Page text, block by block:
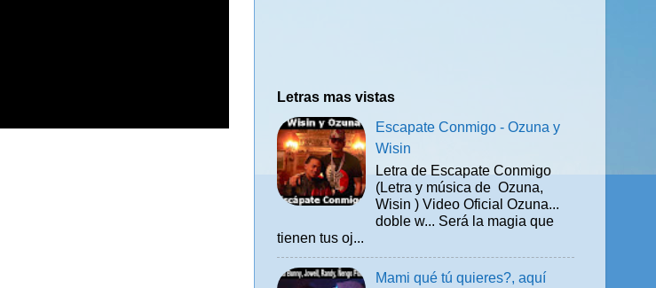
Letras mas vistas
Escapate Conmigo - Ozuna y
Wisin
Letra de Escapate Conmigo
(Letra y música de Ozuna,
Wisin ) Video Oficial Ozuna...
doble w... Será la magia que
tienen tus oj...
Mami qué tú quieres?, aquí